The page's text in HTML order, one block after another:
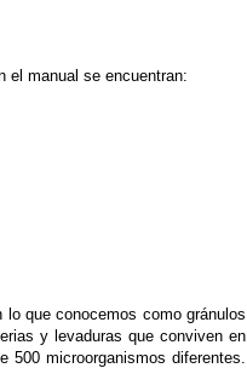
el manual se encuentran:
que conocemos como gránulos
y levaduras que conviven en
microorganismos diferentes.